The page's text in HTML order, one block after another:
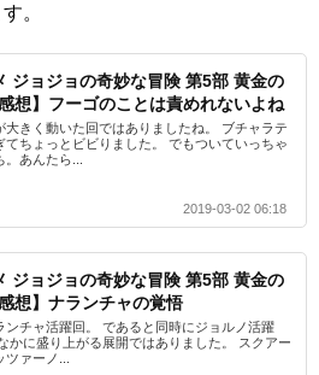
。
ジョジョの奇妙な冒険 第5部 黄金の
想】フーゴのことは責めれないよね
大きく動いた回ではありましたね。 ブチャラテ
てちょっとビビりました。 でもついていっちゃ
。あんたら...
2019-03-02 06:18
ジョジョの奇妙な冒険 第5部 黄金の
想】ナランチャの覚悟
ンチャ活躍回。 であると同時にジョルノ活躍
かに盛り上がる展開ではありました。 スクアー
ツァーノ...